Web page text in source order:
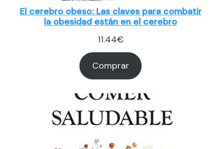
El cerebro obeso: Las claves para combatir
la obesidad están en el cerebro
11.44€
Comprar